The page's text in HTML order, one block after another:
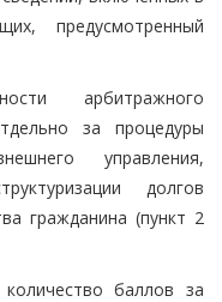
предусмотренный
арбитражного
за процедуры
управления,
долгов
гражданина (пункт 2
баллов за